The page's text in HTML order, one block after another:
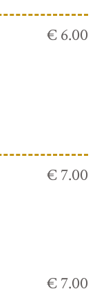
€ 6.00
€ 7.00
€ 7.00